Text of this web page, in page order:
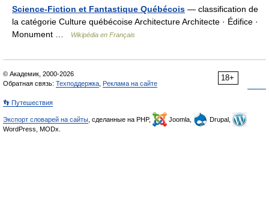
Science-Fiction et Fantastique Québécois — classification de
la catégorie Culture québécoise Architecture Architecte · Édifice ·
Monument …
Wikipédia en Français
18+
© Академик, 2000-2026
Обратная связь: Техподдержка Реклама на сайте
👣 Путешествия
Экспорт словарей на сайты , сделанные на PHP, Joomla,
Drupal,
WordPress, MODx.